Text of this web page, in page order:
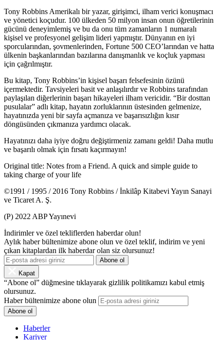
Tony Robbins Amerikalı bir yazar, girişimci, ilham verici konuşmacı
ve yönetici koçudur. 100 ülkeden 50 milyon insan onun öğretilerinin
gücünü deneyimlemiş ve bu da onu tüm zamanların 1 numaralı
kişisel ve profesyonel gelişim lideri yapmıştır. Dünyanın en iyi
sporcularından, şovmenlerinden, Fortune 500 CEO’larından ve hatta
ülkenin başkanlarından bazılarına danışmanlık ve koçluk yapması
için çağrılmıştır.
Bu kitap, Tony Robbins’in kişisel başarı felsefesinin özünü
içermektedir. Tavsiyeleri basit ve anlaşılırdır ve Robbins tarafından
paylaşılan diğerlerinin başarı hikayeleri ilham vericidir. “Bir dosttan
pusulalar” adlı kitap, hayatın zorluklarının üstesinden gelmenize,
hayatınızda yeni bir sayfa açmanıza ve başarısızlığın kısır
döngüsünden çıkmanıza yardımcı olacak.
Hayatınızı daha iyiye doğru değiştirmeniz zamanı geldi! Daha mutlu
ve başarılı olmak için fırsatı kaçırmayın!
Original title: Notes from a Friend. A quick and simple guide to
taking charge of your life
©1991 / 1995 / 2016 Tony Robbins / İnkilâp Kitabevi Yayın Sanayi
ve Ticaret A. Ş.
(P) 2022 ABP Yayınevi
İndirimler ve özel tekliflerden haberdar olun!
Aylık haber bültenimize abone olun ve özel teklif, indirim ve yeni
çıkan kitaplardan ilk haberdar olan siz olursunuz!
Kapat
“Abone ol” düğmesine tıklayarak gizlilik politikamızı kabul etmiş
olursunuz.
Haber bültenimize abone olun
Haberler
Kariyer